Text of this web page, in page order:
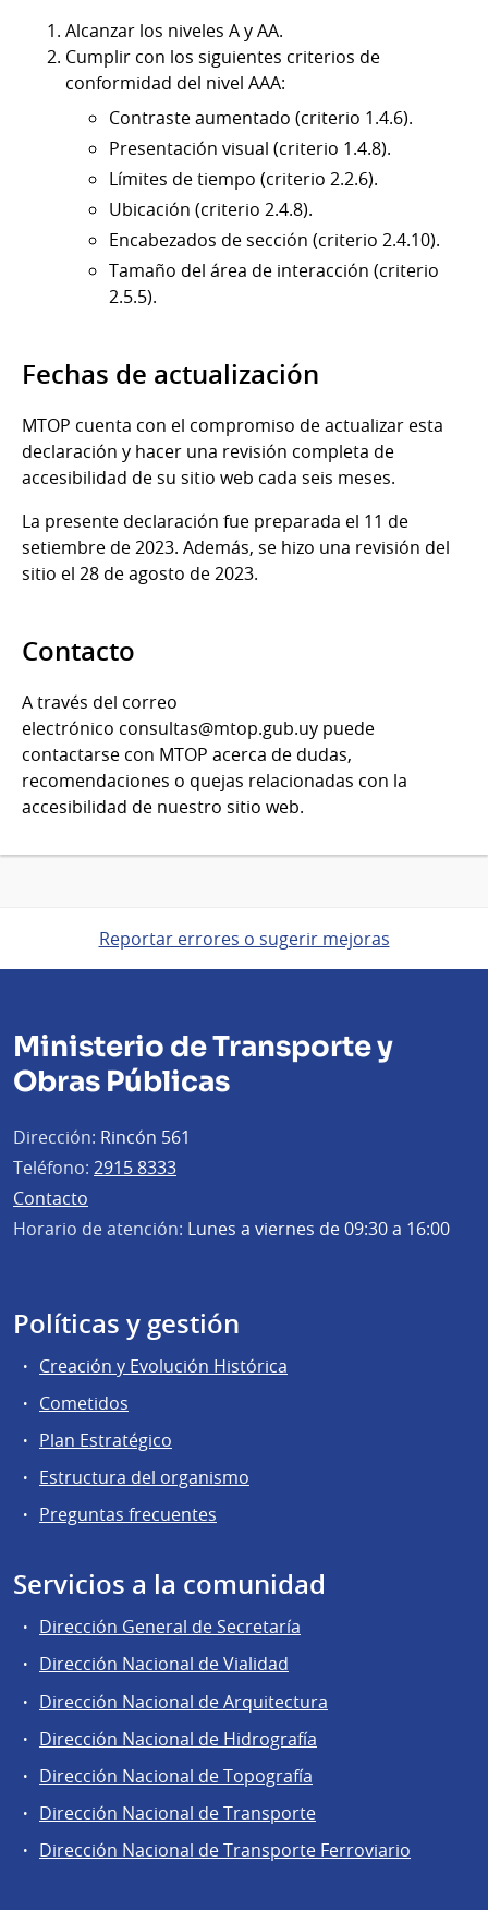
Alcanzar los niveles A y AA.
Cumplir con los siguientes criterios de
conformidad del nivel AAA:
Contraste aumentado (criterio 1.4.6).
Presentación visual (criterio 1.4.8).
Límites de tiempo (criterio 2.2.6).
Ubicación (criterio 2.4.8).
Encabezados de sección (criterio 2.4.10).
Tamaño del área de interacción (criterio
2.5.5).
Fechas de actualización
MTOP cuenta con el compromiso de actualizar esta
declaración y hacer una revisión completa de
accesibilidad de su sitio web cada seis meses.
La presente declaración fue preparada el 11 de
setiembre de 2023. Además, se hizo una revisión del
sitio el 28 de agosto de 2023.
Contacto
A través del correo
electrónico consultas@mtop.gub.uy puede
contactarse con MTOP acerca de dudas,
recomendaciones o quejas relacionadas con la
accesibilidad de nuestro sitio web.
Reportar errores o sugerir mejoras
Ministerio de Transporte y
Obras Públicas
Dirección: Rincón 561
Teléfono: 2915 8333
Contacto
Horario de atención: Lunes a viernes de 09:30 a 16:00
Políticas y gestión
Creación y Evolución Histórica
Cometidos
Plan Estratégico
Estructura del organismo
Preguntas frecuentes
Servicios a la comunidad
Dirección General de Secretaría
Dirección Nacional de Vialidad
Dirección Nacional de Arquitectura
Dirección Nacional de Hidrografía
Dirección Nacional de Topografía
Dirección Nacional de Transporte
Dirección Nacional de Transporte Ferroviario